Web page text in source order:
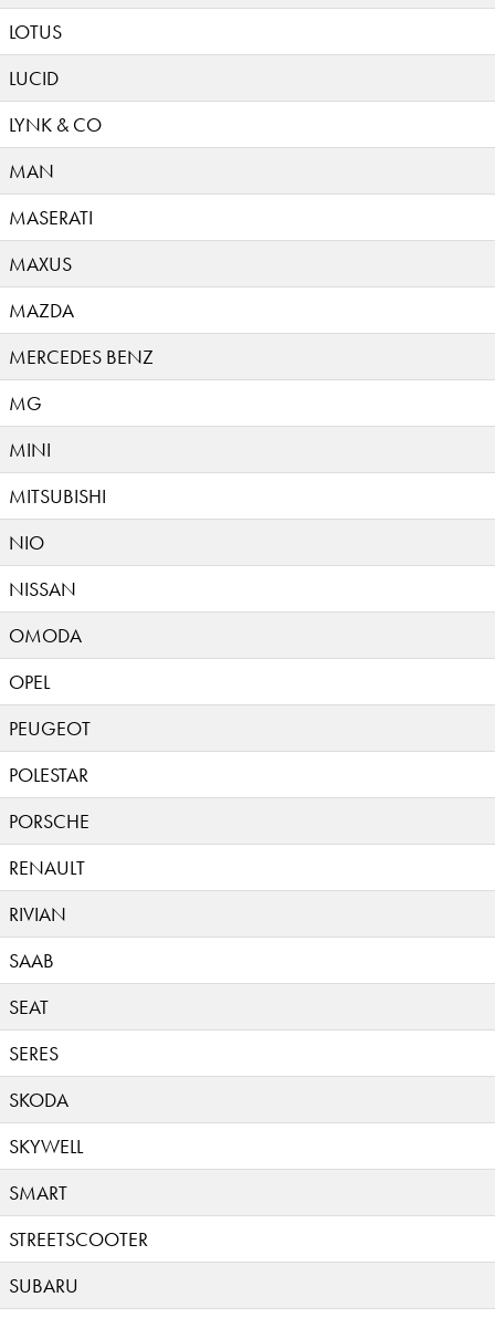
LOTUS
LUCID
LYNK & CO
MAN
MASERATI
MAXUS
MAZDA
MERCEDES BENZ
MG
MINI
MITSUBISHI
NIO
NISSAN
OMODA
OPEL
PEUGEOT
POLESTAR
PORSCHE
RENAULT
RIVIAN
SAAB
SEAT
SERES
SKODA
SKYWELL
SMART
STREETSCOOTER
SUBARU